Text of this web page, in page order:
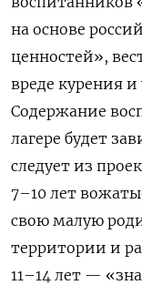
на основе
ценностей»,
вреде курения
Содержание
лагере будет
следует из
7–10 лет
свою малую
территории и
11–14 лет —